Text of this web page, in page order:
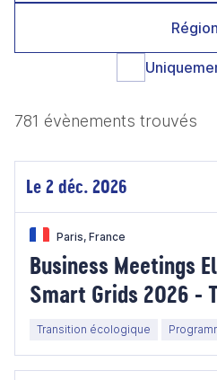
781 évènements trouvés
Le 2 déc. 2026
Paris, France
Business Meetings
Smart Grids 2026 -
Transition écologique